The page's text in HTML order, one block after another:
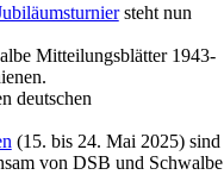
steht nun
Mitteilungsblätter 1943-
deutschen
(15. bis 24. Mai 2025) sind
von DSB und Schwalbe